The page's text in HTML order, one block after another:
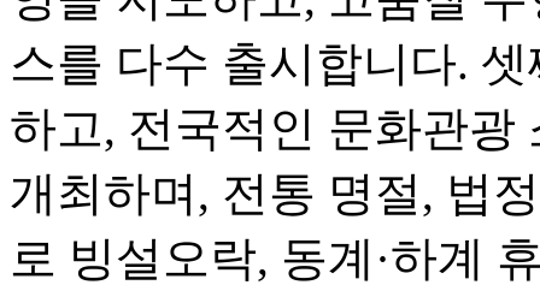
스를 다수 출시합니다.
하고, 전국적인 문화관광
개최하며, 전통 명절, 법
로 빙설오락, 동계·하계